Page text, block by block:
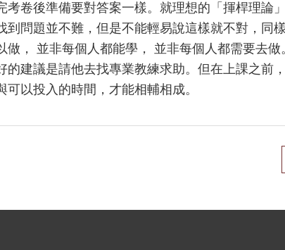
考卷後準備要對答案一樣。就理想的「揮桿理論
到問題並不難，但是不能輕易說這樣就不對，同
做， 並非每個人都能學， 並非每個人都需要去
的建議是請他去找專業教練求助。但在上課之前
可以投入的時間，才能相輔相成。